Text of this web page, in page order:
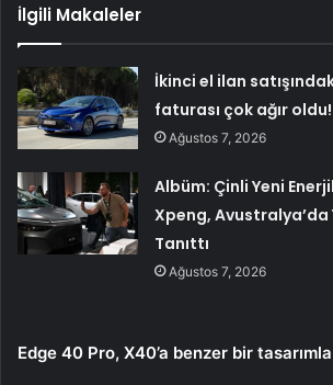
İlgili Makaleler
İkinci el ilan
faturası çok ağır oldu!
Ağustos 7, 2026
Albüm: Çinli Yeni
Xpeng,
Tanıttı
Ağustos 7, 2026
Edge 40 Pro, X40’a benzer bir